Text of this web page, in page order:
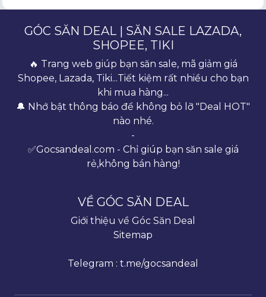
GÓC SĂN DEAL | SĂN SALE LAZADA,
SHOPEE, TIKI
🔥 Trang web giúp bạn săn sale, mã giảm giá
Shopee, Lazada, Tiki...Tiết kiệm rất nhiều cho bạn
khi mua hàng...
🔔 Nhớ bật thông báo để không bỏ lỡ "Deal HOT"
nào nhé.
-
✅Gocsandeal.com - Chỉ giúp bạn săn sale giá
rẻ,không bán hàng!
VỀ GÓC SĂN DEAL
Giới thiệu về Góc Săn Deal
Sitemap
Telegram : t.me/gocsandeal